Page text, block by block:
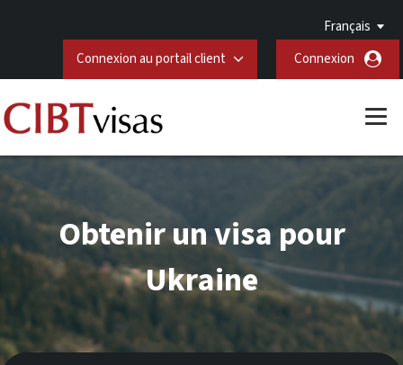
Français
Connexion au portail client
Connexion
Obtenir un visa pour
Ukraine